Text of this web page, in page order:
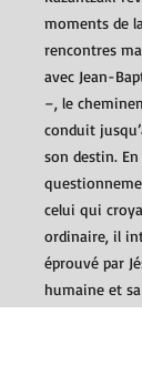
moments de
rencontres
avec Jean-
–, le
conduit
son destin.
celui qui
ordinaire, il
éprouvé par
humaine et